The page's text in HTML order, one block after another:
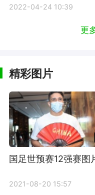
2022-04-24 10:39
更
精彩图片
国足世预赛12强赛图
2021-08-20 15:57